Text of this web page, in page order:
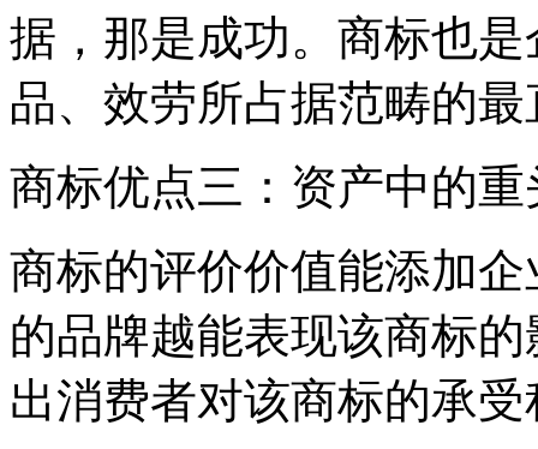
据，那是成功。商标也
品、效劳所占据范畴的
商标优点三：资产中的重
商标的评价价值能添加
的品牌越能表现该商标
出消费者对该商标的承受